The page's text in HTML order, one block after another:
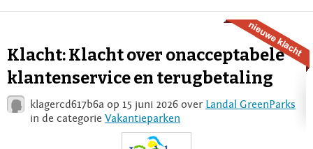
Voor Bedrijven
Login
Klacht: Klacht over onacceptabele
klantenservice en terugbetaling
klagercd617b6a op 15 juni 2026 over Landal GreenParks
in de categorie Vakantieparken